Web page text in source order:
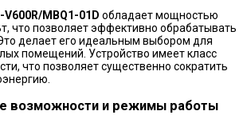
V600R/MBQ1-01D обладает мощностью
что позволяет эффективно обрабатывать
делает его идеальным выбором для
помещений. Устройство имеет класс
что позволяет существенно сократить
возможности и режимы работы